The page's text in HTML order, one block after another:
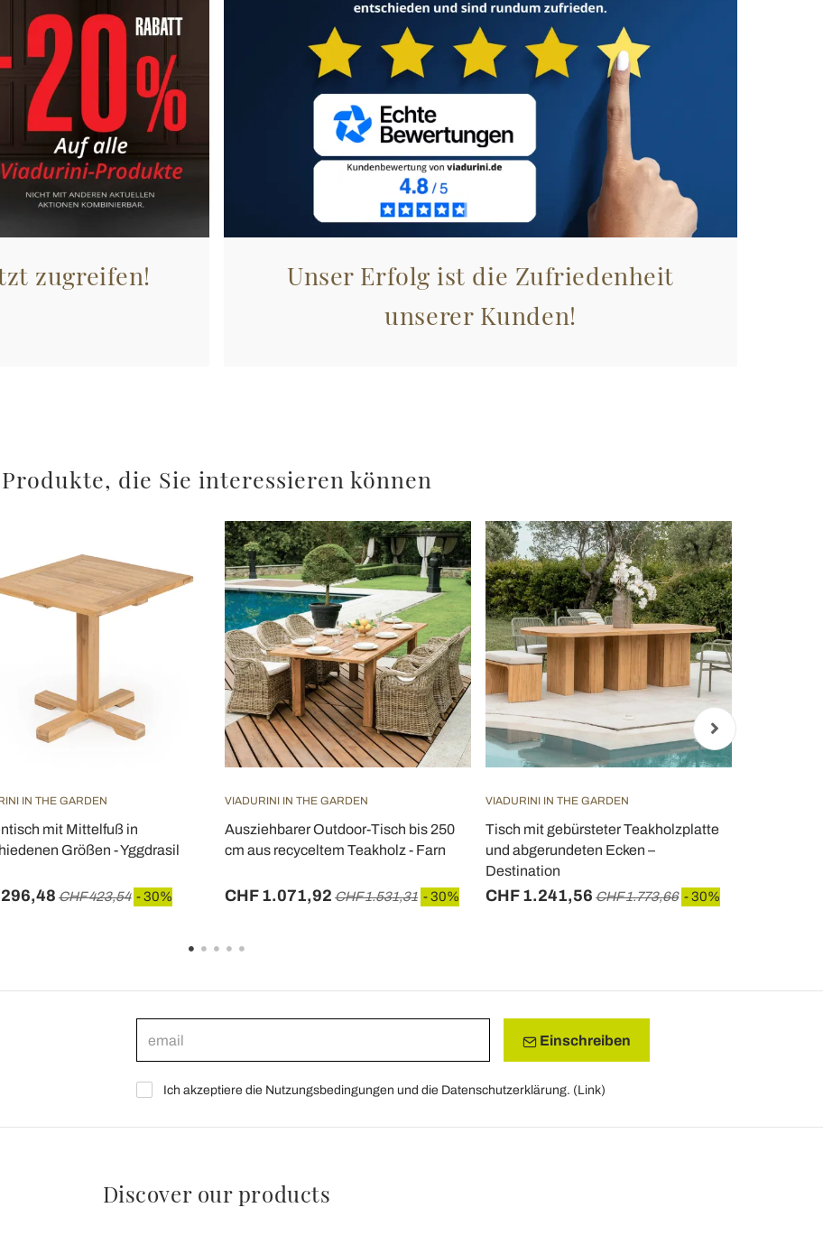
zugreifen!
Unser Erfolg ist die Zufriedenheit
unserer Kunden!
Produkte, die Sie interessieren können
IN THE GARDEN
mit Mittelfuß in
Größen - Yggdrasil
CHF 423,54 - 30%
VIADURINI IN THE GARDEN
Ausziehbarer Outdoor-Tisch bis 250
cm aus recyceltem Teakholz - Farn
CHF 1.071,92 CHF 1.531,31 - 30%
VIADURINI IN THE GARDEN
Tisch mit gebürsteter Teakholzplatte
und abgerundeten Ecken –
Destination
CHF 1.241,56 CHF 1.773,66 - 30%
Einschreiben
Ich akzeptiere die Nutzungsbedingungen und die Datenschutzerklärung. (Link)
Discover our products